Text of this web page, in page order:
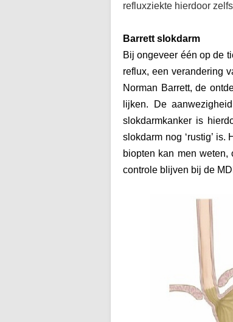
refluxziekte hierdoor
Barrett slokdarm
Bij ongeveer één op de
reflux, een verandering
Norman Barrett, de
lijken. De
slokdarmkanker is
slokdarm nog ‘rustig’
biopten kan men
controle blijven bij de